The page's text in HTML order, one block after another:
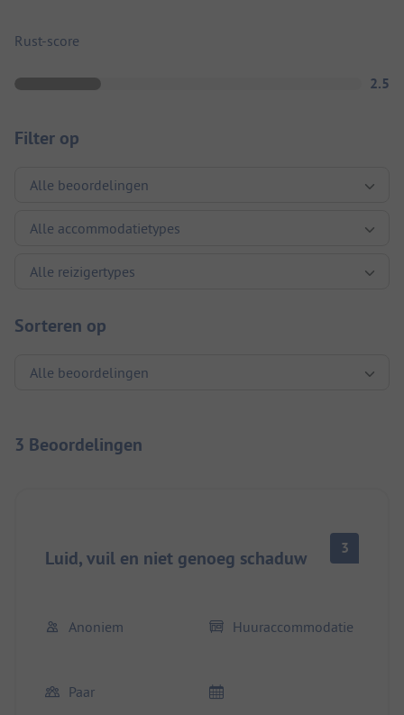
Rust-score
2.5
Filter op
Sorteren op
3 Beoordelingen
Luid, vuil en niet genoeg schaduw 3
Anoniem Huuraccommodatie
Paar